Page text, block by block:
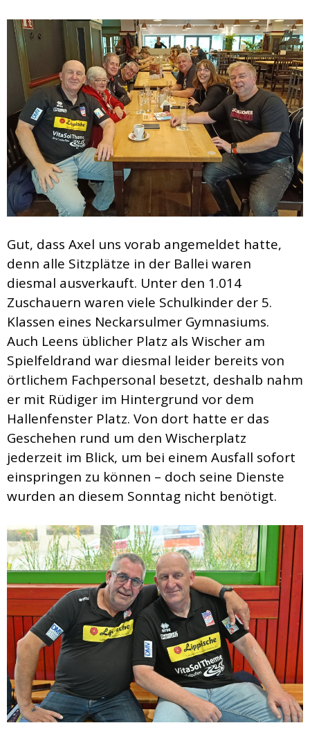
Gut, dass Axel uns vorab angemeldet hatte,
denn alle Sitzplätze in der Ballei waren
diesmal ausverkauft. Unter den 1.014
Zuschauern waren viele Schulkinder der 5.
Klassen eines Neckarsulmer Gymnasiums.
Auch Leens üblicher Platz als Wischer am
Spielfeldrand war diesmal leider bereits von
örtlichem Fachpersonal besetzt, deshalb nahm
er mit Rüdiger im Hintergrund vor dem
Hallenfenster Platz. Von dort hatte er das
Geschehen rund um den Wischerplatz
jederzeit im Blick, um bei einem Ausfall sofort
einspringen zu können – doch seine Dienste
wurden an diesem Sonntag nicht benötigt.